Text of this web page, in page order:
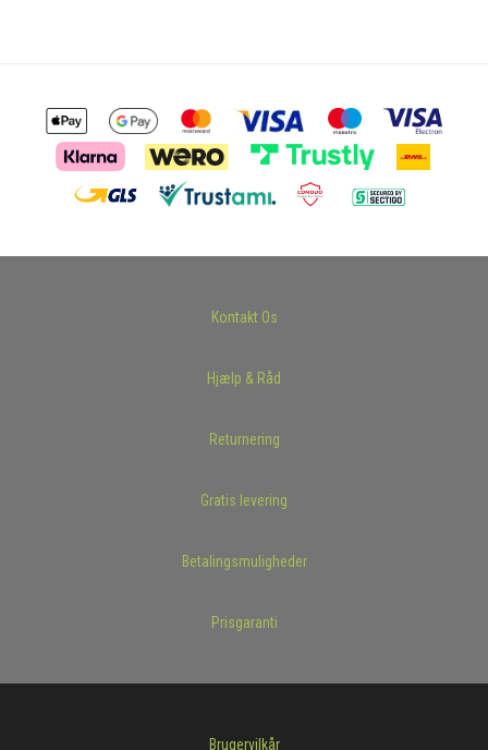
Kontakt Os
Hjælp & Råd
Returnering
Gratis levering
Betalingsmuligheder
Prisgaranti
Brugervilkår